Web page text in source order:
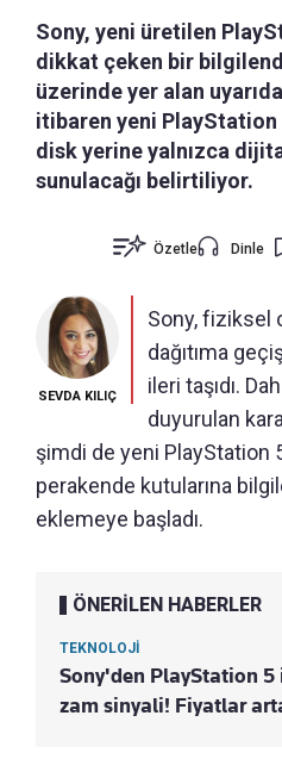
Sony, yeni üretilen
dikkat çeken bir
üzerinde yer alan
itibaren yeni PlayStation
disk yerine yalnızca
sunulacağı belirtiliyor.
Özetle Dinle
SEVDA KILIÇ
Sony, fiziksel
dağıtıma
ileri taşıdı.
duyurulan
şimdi de yeni PlayStation
perakende kutularına
eklemeye başladı.
ÖNERİLEN HABERLER
TEKNOLOJİ
Sony'den PlayStation 5
zam sinyali! Fiyatlar